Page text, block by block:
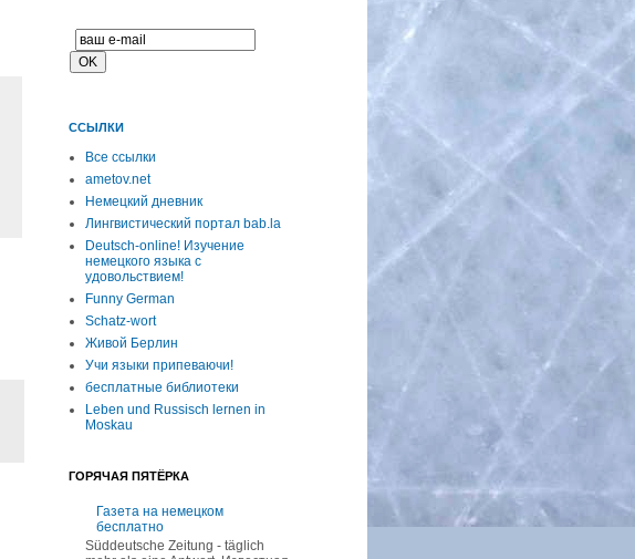
ССЫЛКИ
Все ссылки
ametov.net
Немецкий дневник
Лингвистический портал bab.la
Deutsch-online! Изучение
немецкого языка с
удовольствием!
Funny German
Schatz-wort
Живой Берлин
Учи языки припеваючи!
бесплатные библиотеки
Leben und Russisch lernen in
Moskau
ГОРЯЧАЯ ПЯТЁРКА
Газета на немецком
бесплатно
Süddeutsche Zeitung - täglich